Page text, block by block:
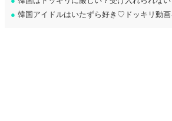
● 韓国アイドルはいたずら好き♡ドッキリ動画